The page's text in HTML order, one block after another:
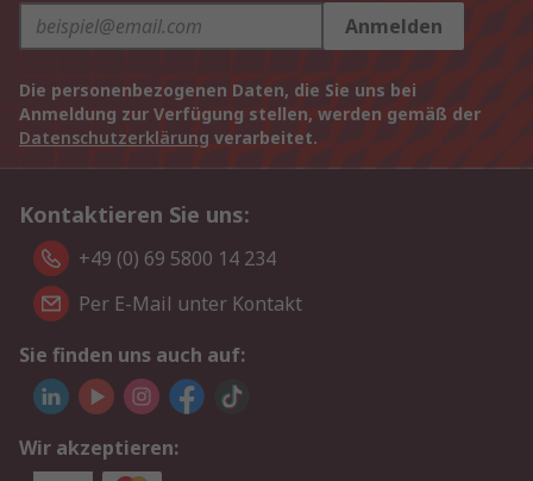
Anmelden
Die personenbezogenen Daten, die Sie uns bei
Anmeldung zur Verfügung stellen, werden gemäß der
Datenschutzerklärung verarbeitet.
Kontaktieren Sie uns:
+49 (0) 69 5800 14 234
Per E-Mail unter Kontakt
Sie finden uns auch auf:
Wir akzeptieren: